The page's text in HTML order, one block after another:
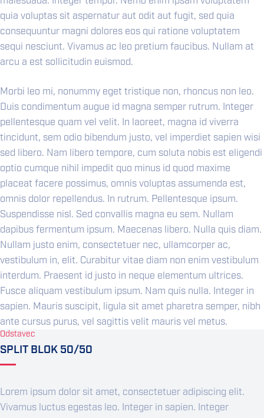
quia voluptas sit aspernatur aut odit aut fugit, sed quia
consequuntur magni dolores eos qui ratione voluptatem
sequi nesciunt. Vivamus ac leo pretium faucibus. Nullam at
arcu a est sollicitudin euismod.
Morbi leo mi, nonummy eget tristique non, rhoncus non leo.
Duis condimentum augue id magna semper rutrum. Integer
pellentesque quam vel velit. In laoreet, magna id viverra
tincidunt, sem odio bibendum justo, vel imperdiet sapien wisi
sed libero. Nam libero tempore, cum soluta nobis est eligendi
optio cumque nihil impedit quo minus id quod maxime
placeat facere possimus, omnis voluptas assumenda est,
omnis dolor repellendus. In rutrum. Pellentesque ipsum.
Suspendisse nisl. Sed convallis magna eu sem. Nullam
dapibus fermentum ipsum. Maecenas libero. Nulla quis diam.
Nullam justo enim, consectetuer nec, ullamcorper ac,
vestibulum in, elit. Curabitur vitae diam non enim vestibulum
interdum. Praesent id justo in neque elementum ultrices.
Fusce aliquam vestibulum ipsum. Nam quis nulla. Integer in
sapien. Mauris suscipit, ligula sit amet pharetra semper, nibh
ante cursus purus, vel sagittis velit mauris vel metus.
Odstavec
SPLIT BLOK 50/50
Lorem ipsum dolor sit amet, consectetuer adipiscing elit.
Vivamus luctus egestas leo. Integer in sapien. Integer